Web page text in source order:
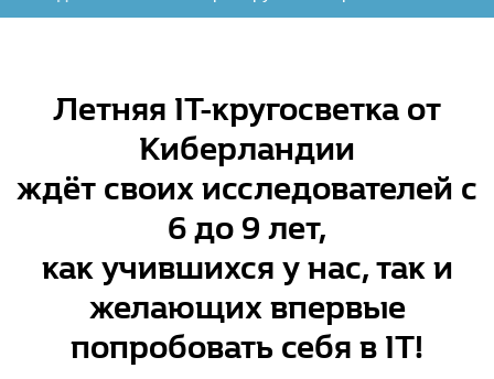
Летняя IT-кругосветка от
Киберландии
ждёт своих исследователей с
6 до 9 лет,
как учившихся у нас, так и
желающих впервые
попробовать себя в IT!